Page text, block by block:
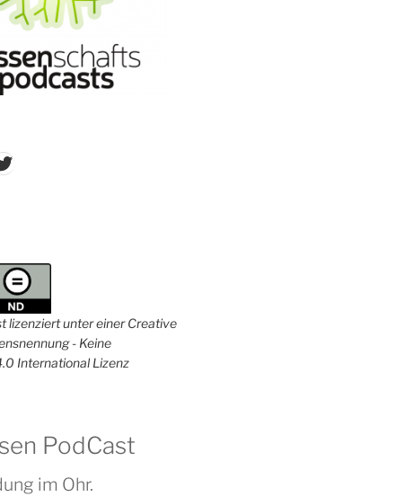
lizenziert unter einer Creative
- Keine
International Lizenz
PodCast
im Ohr.